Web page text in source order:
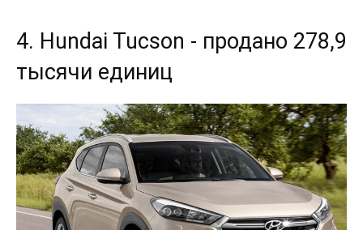
4. Hundai Tucson - продано 278,9
тысячи единиц